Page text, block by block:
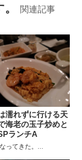
関連記事
濡れずに行ける天
海老の玉子炒めと
ランチA
ってきた。...